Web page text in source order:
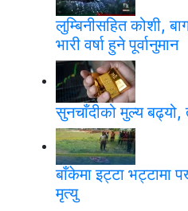
लुम्बिनीसहित कोशी,
भारी वर्षा हुने पूर्वानुमान
सुनचाँदीको मुल्य बढ्यो,
बाँकेमा इट्टा भट्टामा
मृत्यु